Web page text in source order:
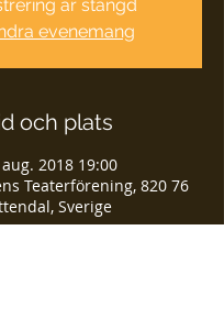
är stängd
evenemang
och plats
2018 19:00
Teaterförening, 820 76
Sverige